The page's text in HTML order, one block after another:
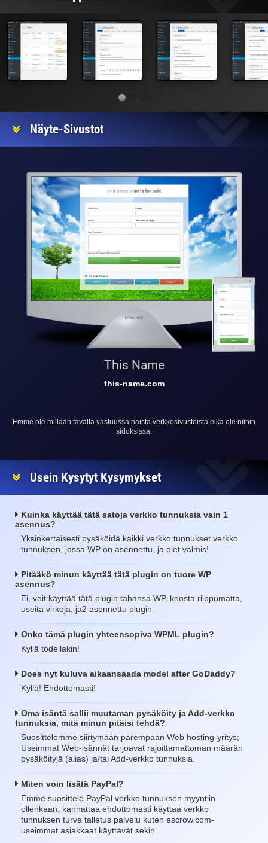
Näyte-Sivustot
This Name
this-name.com
Emme ole millään tavalla vastuussa näistä verkkosivustoista eikä ole niihin
sidoksissa.
Usein Kysytyt Kysymykset
Kuinka käyttää tätä satoja verkko tunnuksia vain 1
asennus?
Yksinkertaisesti pysäköidä kaikki verkko tunnukset verkko
tunnuksen, jossa WP on asennettu, ja olet valmis!
Pitääkö minun käyttää tätä plugin on tuore WP
asennus?
Ei, voit käyttää tätä plugin tahansa WP, koosta riippumatta,
useita virkoja, ja2 asennettu plugin.
Onko tämä plugin yhteensopiva WPML plugin?
Kyllä todellakin!
Does nyt kuluva aikaansaada model after GoDaddy?
Kyllä! Ehdottomasti!
Oma isäntä sallii muutaman pysäköity ja Add-verkko
tunnuksia, mitä minun pitäisi tehdä?
Suosittelemme siirtymään parempaan Web hosting-yritys;
Useimmat Web-isännät tarjoavat rajoittamattoman määrän
pysäköityjä (alias) ja/tai Add-verkko tunnuksia.
Miten voin lisätä PayPal?
Emme suosittele PayPal verkko tunnuksen myyntiin
ollenkaan, kannattaa ehdottomasti käyttää verkko
tunnuksen turva talletus palvelu kuten escrow.com-
useimmat asiakkaat käyttävät sekin.